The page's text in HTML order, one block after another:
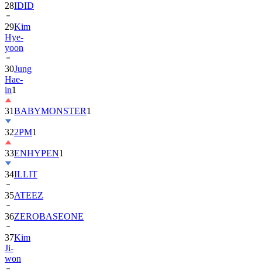
29Kim
Hye-
yoon
30Jung
Hae-
in1
31BABYMONSTER
322PM1
33ENHYPEN
34ILLIT
35ATEEZ
36ZEROBASEONE
37Kim
Ji-
won
38KiiiKiii